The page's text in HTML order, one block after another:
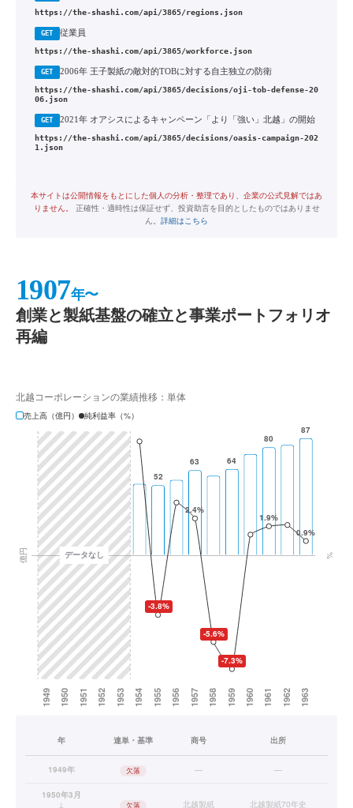
https://the-shashi.com/api/3865/regions.json
GET 従業員
https://the-shashi.com/api/3865/workforce.json
GET 2006年 王子製紙の敵対的TOBに対する自主独立の防衛
https://the-shashi.com/api/3865/decisions/oji-tob-defense-20
06.json
GET 2021年 オアシスによるキャンペーン「より「強い」北越」の開始
https://the-shashi.com/api/3865/decisions/oasis-campaign-202
1.json
本サイトは公開情報をもとにした個人の分析・整理であり、企業の公式見解ではあ
りません。
正確性・適時性は保証せず、投資助言を目的としたものではありませ
ん。 詳細はこちら
1907年〜
創業と製紙基盤の確立と事業ポートフォリオ
再編
北越コーポレーションの業績推移：単体
売上高（億円）
純利益率（%）
年 連単・基準 商号 出所
1949年 欠落 — —
1950年3月
↓
欠落 北越製紙 北越製紙70年史